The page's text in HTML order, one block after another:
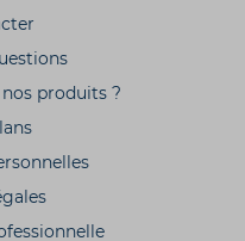
produits ?